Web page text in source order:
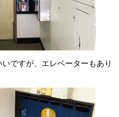
ですが、エレベーターもあり